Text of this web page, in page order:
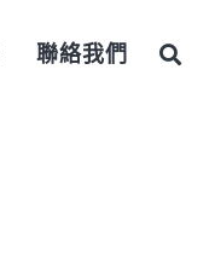
聯絡我們